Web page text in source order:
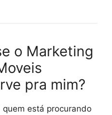
o Marketing
pra mim?
está procurando